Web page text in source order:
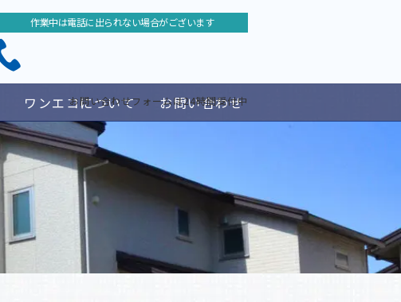
作業中は電話に出られない場合がございます
お問い合わせフォームは24時間受付中
ワンエコについて お問い合わせ